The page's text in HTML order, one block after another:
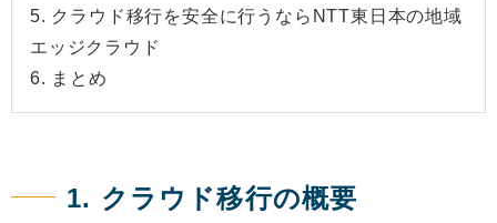
5. クラウド移行を安全に行うならNTT東日本の地域
エッジクラウド
6. まとめ
1. クラウド移行の概要